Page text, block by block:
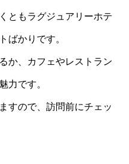
ともラグジュアリーホテ
ばかりです。
か、カフェやレストラン
力です。
すので、訪問前にチェッ